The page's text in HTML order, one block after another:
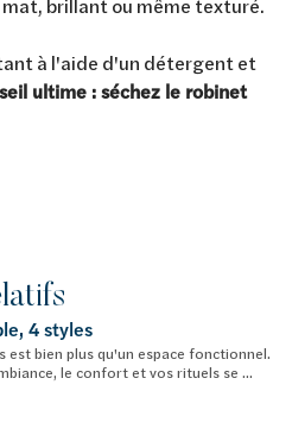
brillant ou même texturé.
à l'aide d'un détergent et
ultime : séchez le robinet
4 styles
est bien plus qu'un espace fonctionnel.
le confort et vos rituels se ...